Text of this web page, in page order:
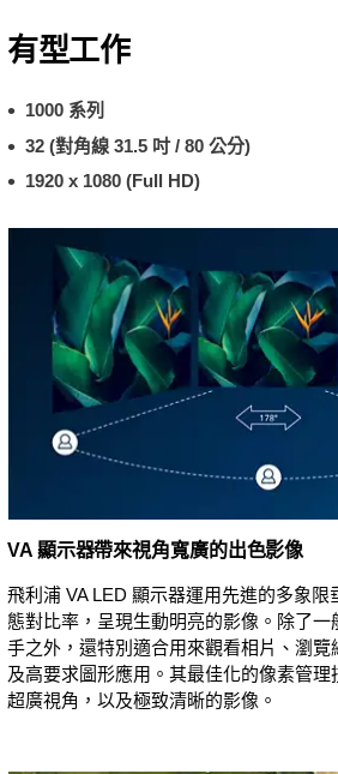
有型工作
1000 系列
32 (對角線 31.5 吋 / 80 公分)
1920 x 1080 (Full HD)
VA 顯示器帶來視角寬廣的出色影像
飛利浦 VA LED 顯示器運用先進的多象
態對比率，呈現生動明亮的影像。除了
手之外，還特別適合用來觀看相片、瀏
及高要求圖形應用。其最佳化的像素管理
超廣視角，以及極致清晰的影像。